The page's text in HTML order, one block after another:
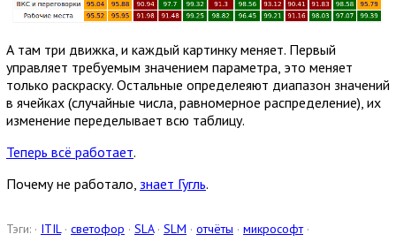
А там три движка, и каждый картинку меняет. Первый
управляет требуемым значением параметра, это меняет
только раскраску. Остальные определеяют диапазон значений
в ячейках (случайные числа, равномерное распределение), их
изменение переделывает всю таблицу.
Теперь всё работает.
Почему не работало, знает Гугль.
Тэги: · ITIL· светофор · SLA· SLM · отчёты · микрософт·